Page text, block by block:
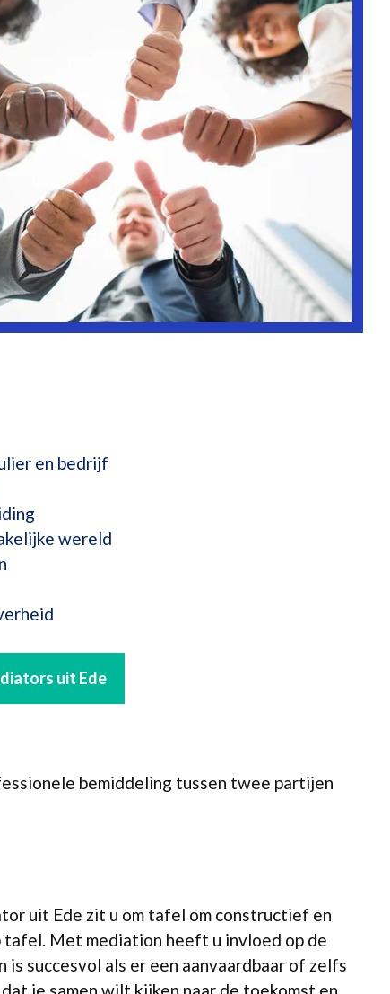
en bedrijf
wereld
uit Ede
bemiddeling tussen twee partijen
uit Ede zit u om tafel om constructief en
tafel. Met mediation heeft u invloed op de
succesvol als er een aanvaardbaar of zelfs